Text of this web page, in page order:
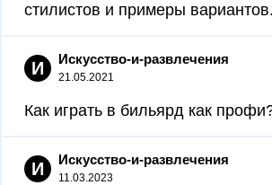
стилистов и примеры
И Искусство-и-развлечения
21.05.2021
Как играть в бильярд как
И Искусство-и-развлечения
11.03.2023